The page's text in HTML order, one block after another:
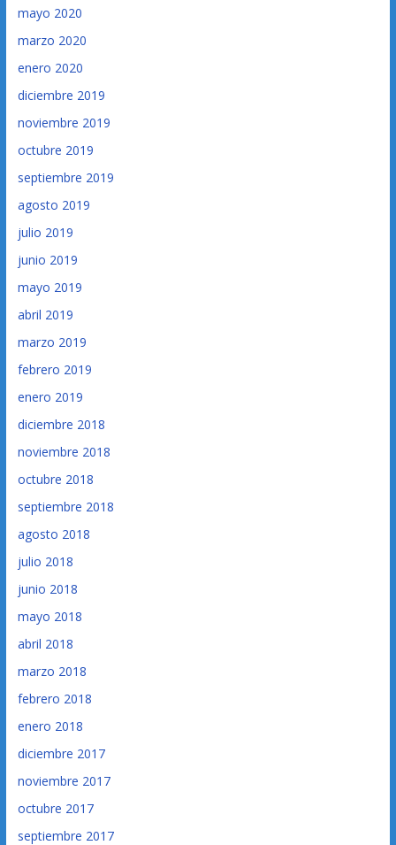
mayo 2020
marzo 2020
enero 2020
diciembre 2019
noviembre 2019
octubre 2019
septiembre 2019
agosto 2019
julio 2019
junio 2019
mayo 2019
abril 2019
marzo 2019
febrero 2019
enero 2019
diciembre 2018
noviembre 2018
octubre 2018
septiembre 2018
agosto 2018
julio 2018
junio 2018
mayo 2018
abril 2018
marzo 2018
febrero 2018
enero 2018
diciembre 2017
noviembre 2017
octubre 2017
septiembre 2017